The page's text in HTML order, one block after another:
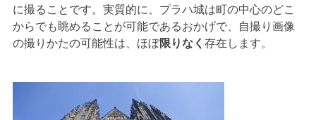
に撮ることです。実質的に、プラハ城は町の中心のどこ
からでも眺めることが可能であるおかげで、自撮り画像
の撮りかたの可能性は、ほぼ限りなく 存在します。